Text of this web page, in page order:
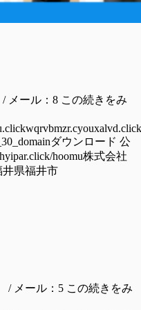
ール：8 この続きをみ
ダウンロード 公
hoomu株式会社
県福井市
メール：5 この続きをみ